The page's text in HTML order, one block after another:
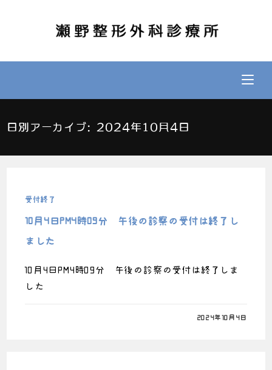
日別アーカイブ: 2024年10月4日
受付終了
10月4日PM4時09分 午後の診察の受付は終了し
ました
10月4日PM4時09分 午後の診察の受付は終了しま
した
2024年10月4日